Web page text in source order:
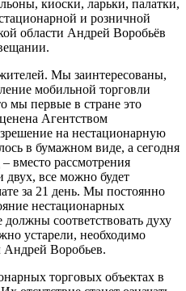
киоски, ларьки, палатки,
и розничной
области Андрей Воробьёв
Мы заинтересованы,
мобильной торговли
мы первые в стране это
Агентством
на нестационарную
в бумажном виде, а сегодня
вместо рассмотрения
двух, все можно будет
за 21 день. Мы постоянно
нестационарных
соответствовать духу
устарели, необходимо
Андрей Воробьев.
торговых объектах в